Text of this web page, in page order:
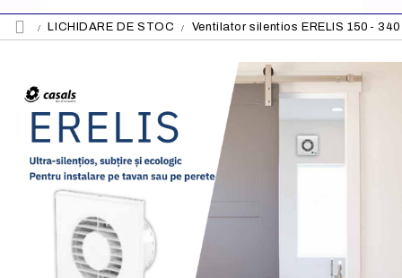
LICHIDARE DE STOC Ventilator silentios ERELIS 150- 340